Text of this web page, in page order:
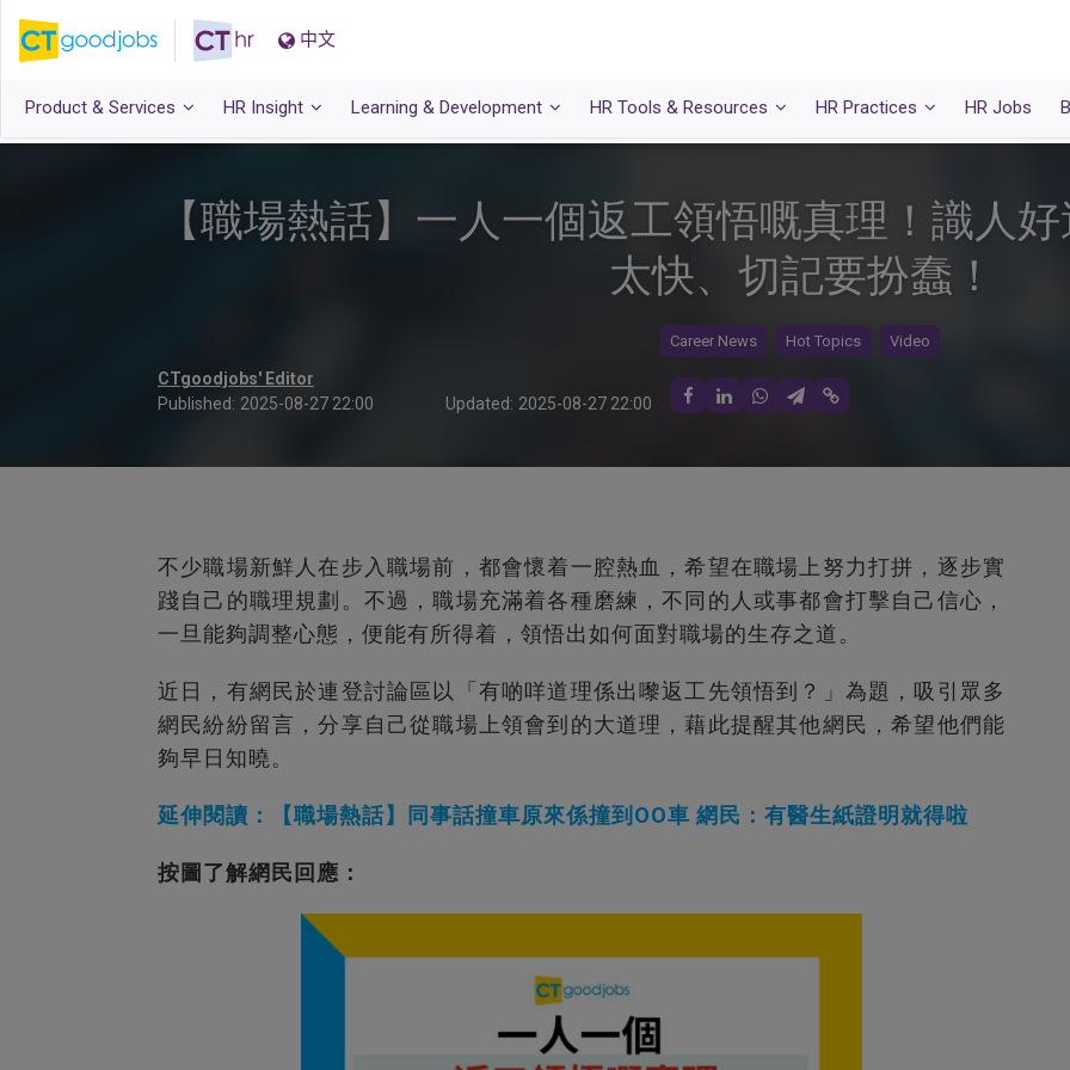
中文
Product & Services HR Insight Learning & Development HR Tools & Resources HR Practices HR Jobs
【職場熱話】一人一個返工領悟嘅真理！識人
太快、切記要扮蠢！
Career News Hot Topics Video
CTgoodjobs' Editor
Published: 2025-08-27 22:00 Updated: 2025-08-27 22:00
不少職場新鮮人在步入職場前，都會懷着一腔熱血，希望在職場上努力打拼，逐步實
踐自己的職理規劃。不過，職場充滿着各種磨練，不同的人或事都會打擊自己信心，
一旦能夠調整心態，便能有所得着，領悟出如何面對職場的生存之道。
近日，有網民於連登討論區以「有啲咩道理係出嚟返工先領悟到？」為題，吸引眾多
網民紛紛留言，分享自己從職場上領會到的大道理，藉此提醒其他網民，希望他們能
夠早日知曉。
延伸閱讀：【職場熱話】同事話撞車原來係撞到OO車 網民：有醫生紙證明就得啦
按圖了解網民回應：